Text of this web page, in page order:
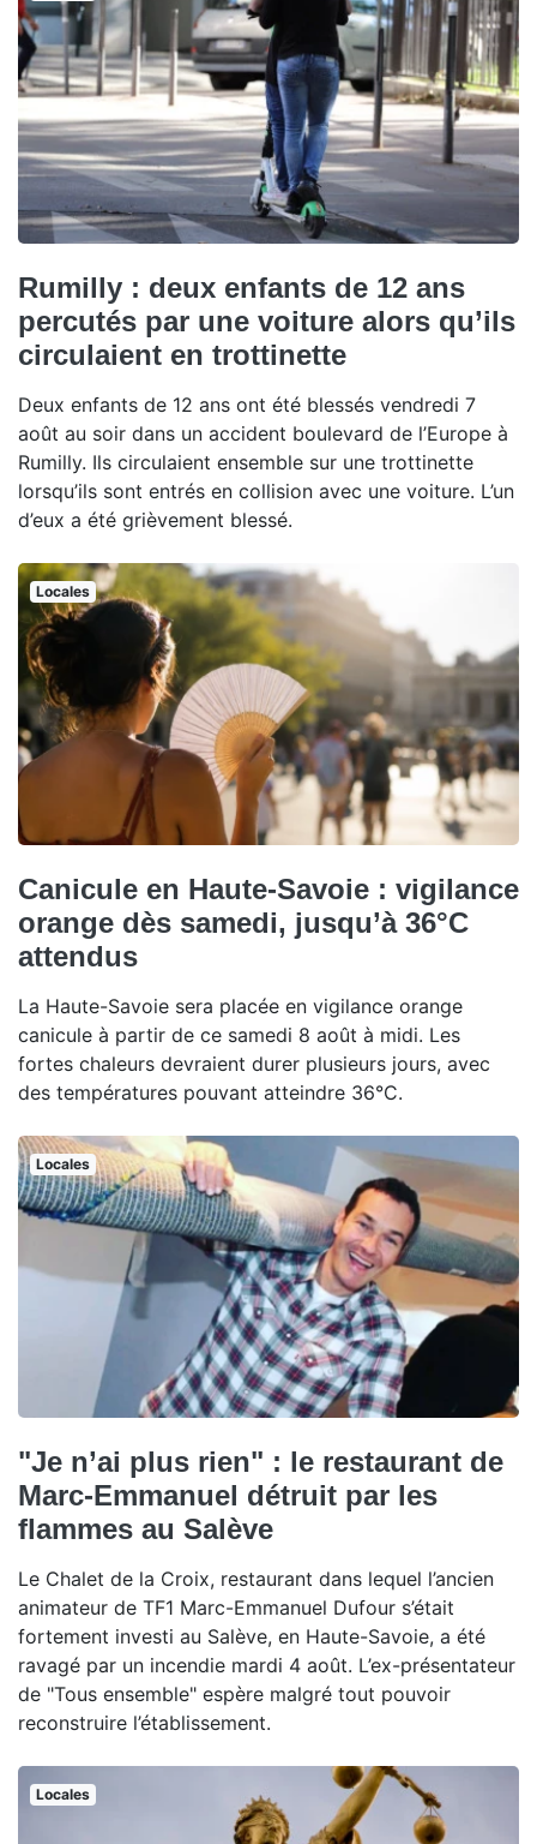
Rumilly : deux enfants de 12 ans
percutés par une voiture alors qu’ils
circulaient en trottinette
Deux enfants de 12 ans ont été blessés vendredi 7
août au soir dans un accident boulevard de l’Europe à
Rumilly. Ils circulaient ensemble sur une trottinette
lorsqu’ils sont entrés en collision avec une voiture. L’un
d’eux a été grièvement blessé.
Locales
Canicule en Haute-Savoie : vigilance
orange dès samedi, jusqu’à 36°C
attendus
La Haute-Savoie sera placée en vigilance orange
canicule à partir de ce samedi 8 août à midi. Les
fortes chaleurs devraient durer plusieurs jours, avec
des températures pouvant atteindre 36°C.
Locales
"Je n’ai plus rien" : le restaurant de
Marc-Emmanuel détruit par les
flammes au Salève
Le Chalet de la Croix, restaurant dans lequel l’ancien
animateur de TF1 Marc-Emmanuel Dufour s’était
fortement investi au Salève, en Haute-Savoie, a été
ravagé par un incendie mardi 4 août. L’ex-présentateur
de "Tous ensemble" espère malgré tout pouvoir
reconstruire l’établissement.
Locales